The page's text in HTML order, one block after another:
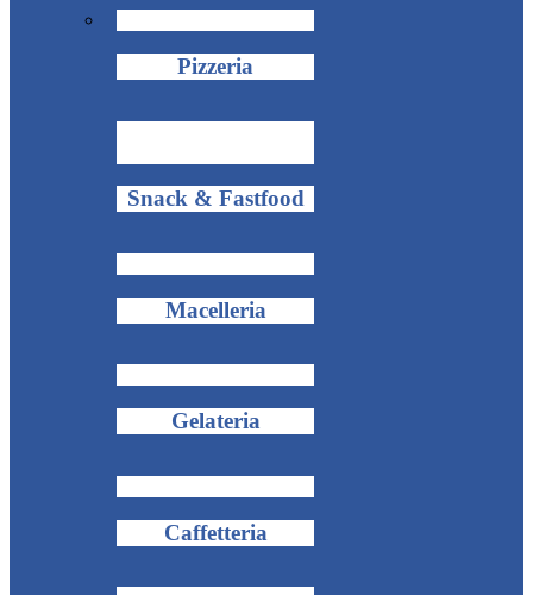
Pizzeria
Snack & Fastfood
Macelleria
Gelateria
Caffetteria